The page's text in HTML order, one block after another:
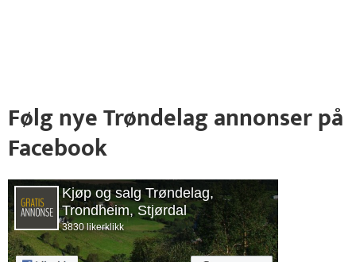
Følg nye Trøndelag annonser på
Facebook
Kjøp og salg Trøndelag,
Trondheim, Stjørdal
3830 likerklikk